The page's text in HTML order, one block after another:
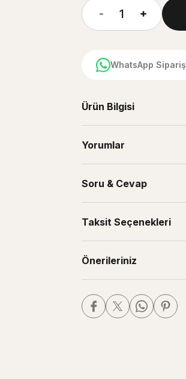
WhatsApp Sipariş
Ürün Bilgisi
Yorumlar
Soru & Cevap
Taksit Seçenekleri
Önerileriniz